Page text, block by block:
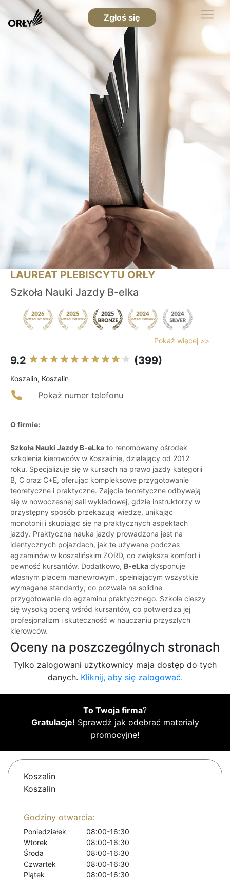
Zgłoś się
LAUREAT PLEBISCYTU ORŁY
Szkoła Nauki Jazdy B-elka
Pokaż więcej >>
9.2 (399)
Koszalin, Koszalin
Pokaż numer telefonu
O firmie:
Szkoła Nauki Jazdy B-eLka to renomowany ośrodek
szkolenia kierowców w Koszalinie, działający od 2012
roku. Specjalizuje się w kursach na prawo jazdy kategorii
B, C oraz C+E, oferując kompleksowe przygotowanie
teoretyczne i praktyczne. Zajęcia teoretyczne odbywają
się w nowoczesnej sali wykładowej, gdzie instruktorzy w
przystępny sposób przekazują wiedzę, unikając
monotonii i skupiając się na praktycznych aspektach
jazdy. Praktyczna nauka jazdy prowadzona jest na
identycznych pojazdach, jak te używane podczas
egzaminów w koszalińskim ZORD, co zwiększa komfort i
pewność kursantów. Dodatkowo, B-eLka dysponuje
własnym placem manewrowym, spełniającym wszystkie
wymagane standardy, co pozwala na solidne
przygotowanie do egzaminu praktycznego. Szkoła cieszy
się wysoką oceną wśród kursantów, co potwierdza jej
profesjonalizm i skuteczność w nauczaniu przyszłych
kierowców.
Oceny na poszczególnych stronach
Tylko zalogowani użytkownicy maja dostęp do tych
danych. Kliknij, aby się zalogować.
To Twoja firma?
Gratulacje! Sprawdź jak odebrać materiały
promocyjne!
Koszalin
Koszalin
Godziny otwarcia:
Poniedziałek
08:00-16:30
Wtorek
08:00-16:30
Środa
08:00-16:30
Czwartek
08:00-16:30
Piątek
08:00-16:30